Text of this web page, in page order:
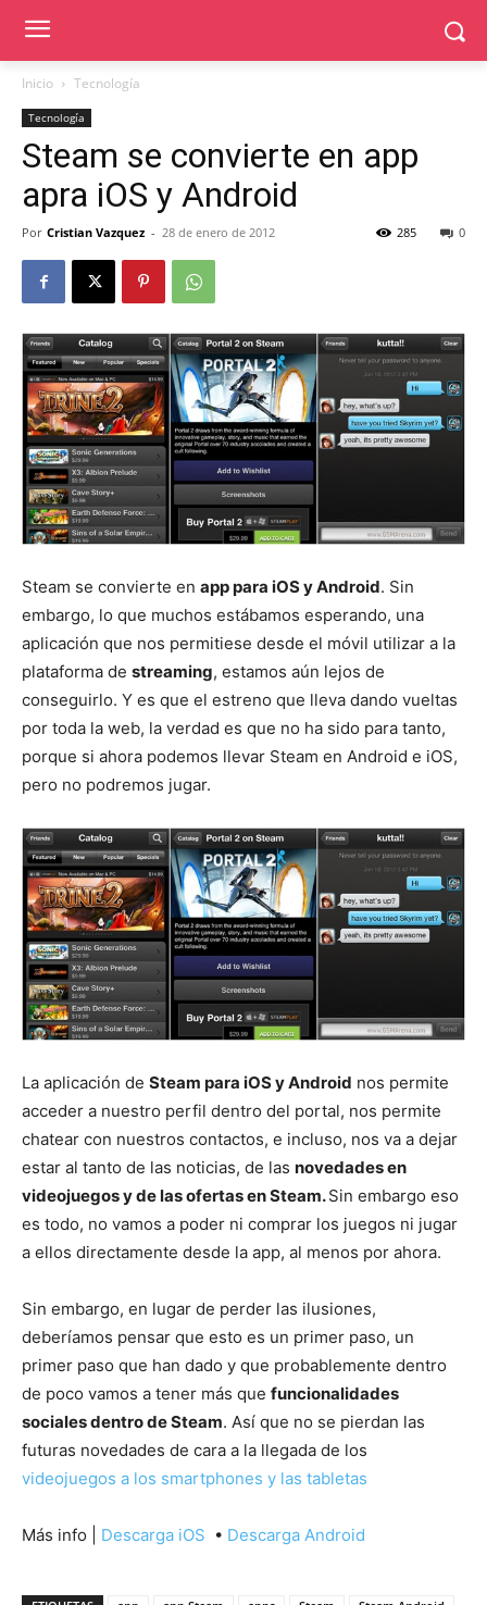
Inicio Tecnología
Tecnología
Steam se convierte en app
apra iOS y Android
Por Cristian Vazquez - 28 de enero de 2012 0
285
Steam se convierte en app para iOS y Android. Sin
embargo, lo que muchos estábamos esperando, una
aplicación que nos permitiese desde el móvil utilizar a la
plataforma de streaming, estamos aún lejos de
conseguirlo. Y es que el estreno que lleva dando vueltas
por toda la web, la verdad es que no ha sido para tanto,
porque si ahora podemos llevar Steam en Android e iOS,
pero no podremos jugar.
La aplicación de Steam para iOS y Android nos permite
acceder a nuestro perfil dentro del portal, nos permite
chatear con nuestros contactos, e incluso, nos va a dejar
estar al tanto de las noticias, de las novedades en
videojuegos y de las ofertas en Steam.Sin embargo eso
es todo, no vamos a poder ni comprar los juegos ni jugar
a ellos directamente desde la app, al menos por ahora.
Sin embargo, en lugar de perder las ilusiones,
deberíamos pensar que esto es un primer paso, un
primer paso que han dado y que probablemente dentro
de poco vamos a tener más que funcionalidades
sociales dentro de Steam. Así que no se pierdan las
futuras novedades de cara a la llegada de los
videojuegos a los smartphones y las tabletas
Más info | Descarga iOS • Descarga Android